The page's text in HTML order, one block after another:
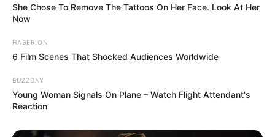
She Chose To Remove The Tattoos On Her Face. Look At Her
Now
HABERION
6 Film Scenes That Shocked Audiences Worldwide
BUZZDAY
Young Woman Signals On Plane – Watch Flight Attendant's
Reaction